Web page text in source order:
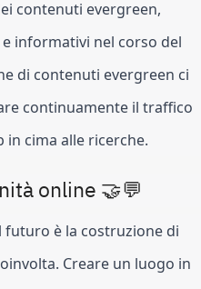
contenuti evergreen,
informativi nel corso del
di contenuti evergreen ci
continuamente il traffico
cima alle ricerche.
online 🤝💬
è la costruzione di
Creare un luogo in